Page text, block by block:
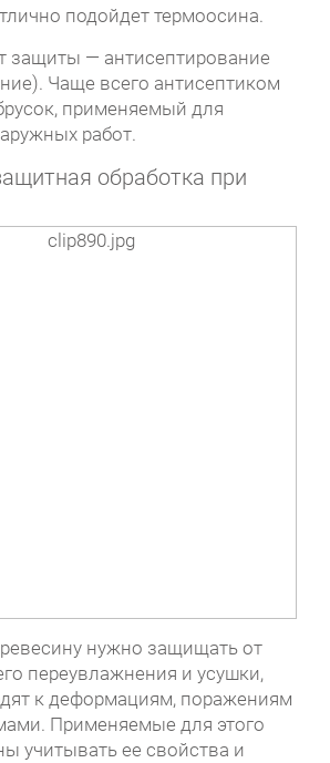
подойдет термоосина.
защиты — антисептирование
Чаще всего антисептиком
применяемый для
работ.
обработка при
нужно защищать от
переувлажнения и усушки,
к деформациям, поражениям
Применяемые для этого
учитывать ее свойства и